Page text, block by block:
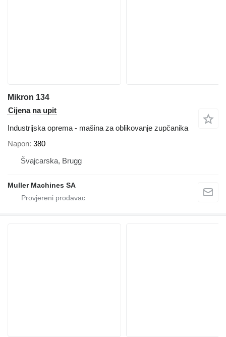
Mikron 134
Cijena na upit
Industrijska oprema - mašina za oblikovanje zupčanika
Napon 380
Švајcarska, Brugg
Muller Machines SA